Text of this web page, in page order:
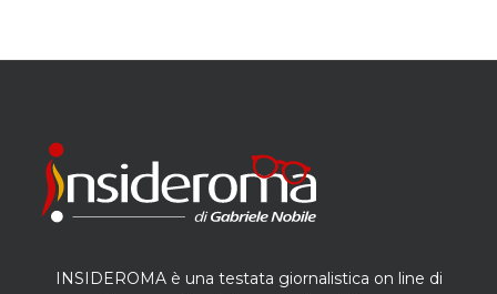
INSIDEROMA è una testata giornalistica on line di